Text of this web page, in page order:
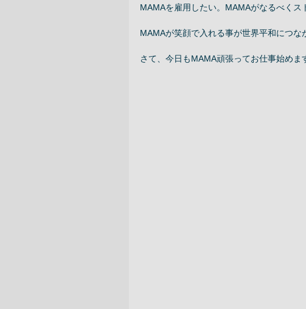
MAMAを雇用したい。MAMAがなるべく
MAMAが笑顔で入れる事が世界平和につ
さて、今日もMAMA頑張ってお仕事始めま